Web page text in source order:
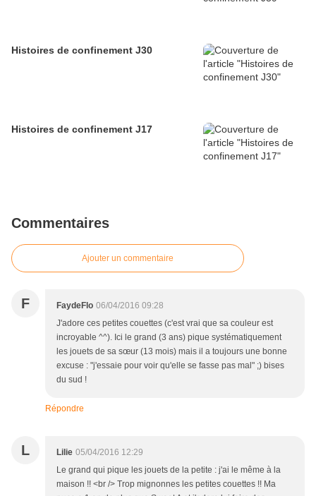
Histoires de confinement J30
Histoires de confinement J17
Commentaires
Ajouter un commentaire
F FaydeFlo 06/04/2016 09:28
J'adore ces petites couettes (c'est vrai que sa couleur est
incroyable ^^). Ici le grand (3 ans) pique systématiquement
les jouets de sa sœur (13 mois) mais il a toujours une bonne
excuse : "j'essaie pour voir qu'elle se fasse pas mal" ;) bises
du sud !
Répondre
L Lilie 05/04/2016 12:29
Le grand qui pique les jouets de la petite : j'ai le même à la
maison !! <br /> Trop mignonnes les petites couettes !! Ma